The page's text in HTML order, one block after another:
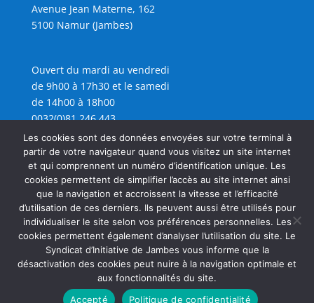
Avenue Jean Materne, 162
5100 Namur (Jambes)
Ouvert du mardi au vendredi
de 9h00 à 17h30 et le samedi
de 14h00 à 18h00
0032(0)81 246 443
info@sijambes.be
Les cookies sont des données envoyées sur votre terminal à
partir de votre navigateur quand vous visitez un site internet
et qui comprennent un numéro d’identification unique. Les
cookies permettent de simplifier l’accès au site internet ainsi
que la navigation et accroissent la vitesse et l’efficacité
d’utilisation de ces derniers. Ils peuvent aussi être utilisés pour
individualiser le site selon vos préférences personnelles. Les
cookies permettent également d’analyser l’utilisation du site. Le
Syndicat d’Initiative de Jambes vous informe que la
désactivation des cookies peut nuire à la navigation optimale et
aux fonctionnalités du site.
Accepté
Politique de confidentialité